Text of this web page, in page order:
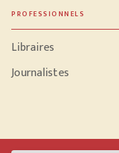
PROFESSIONNELS
Libraires
Journalistes
Données personnelles